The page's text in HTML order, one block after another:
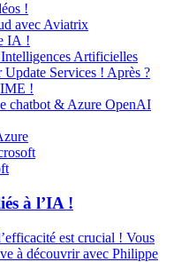
!
avec Aviatrix
IA !
Intelligences Artificielles
Services ! Après ?
!
chatbot & Azure OpenAI
à l’IA !
est crucial ! Vous
à découvrir avec Philippe